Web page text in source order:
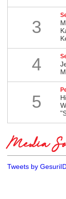
3
4
5
Media
Tweets by